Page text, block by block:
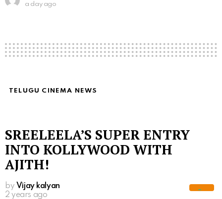
a day ago
TELUGU CINEMA NEWS
SREELEELA’S SUPER ENTRY
INTO KOLLYWOOD WITH
AJITH!
by Vijay kalyan
2 years ago